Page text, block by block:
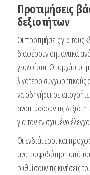
Προτιμήσεις
δεξιοτήτων
Οι προτιμήσεις για
διαφέρουν σημαντικά
γκολφίστα. Οι αρχάριοι
λιγότερο
να οδηγήσει σε
αναπτύσσουν τις
για τον ενισχυμένο
Οι ενδιάμεσοι και
ανατροφοδότηση από
ρυθμίσουν τις κινήσεις